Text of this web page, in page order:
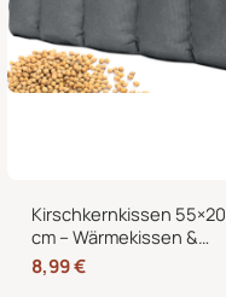
Kirschkernkissen 55×20
cm – Wärmekissen &
Kältekissen für
Mikrowelle, Nacken,
8,99€